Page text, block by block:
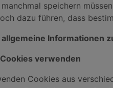
speichern
dazu führen, dass
Informationen
verwenden
Cookies aus